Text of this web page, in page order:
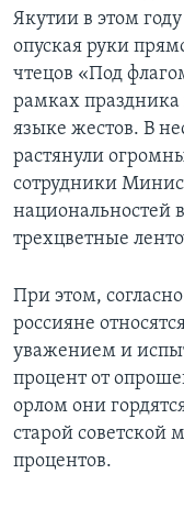
Якутии в этом
опуская руки
чтецов «Под
рамках
языке жестов. В
растянули
сотрудники
национальностей
трехцветные
При этом,
россияне
уважением и
процент от
орлом они
старой советской
процентов.